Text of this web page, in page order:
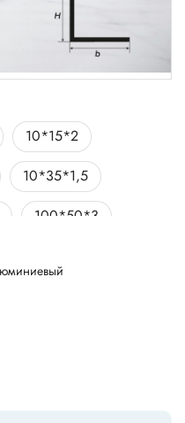
10*15*2
10*35*1,5
100*50*3